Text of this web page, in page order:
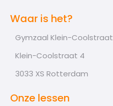
Waar is het?
Gymzaal Klein-Coolstraat
Klein-Coolstraat 4
3033 XS Rotterdam
Onze lessen